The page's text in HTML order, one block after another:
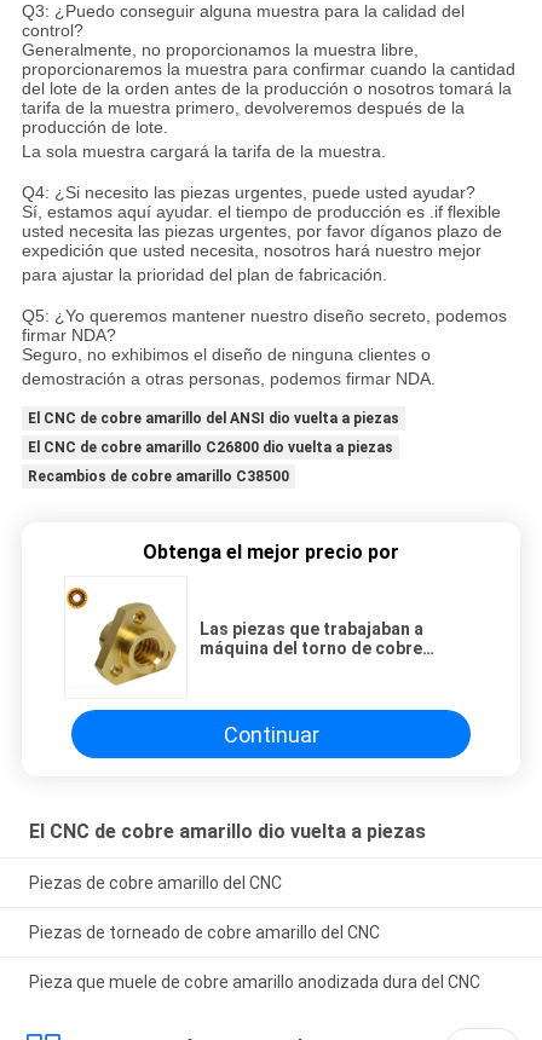
Q3: ¿Puedo conseguir alguna muestra para la calidad del
control?
Generalmente, no proporcionamos la muestra libre,
proporcionaremos la muestra para confirmar cuando la cantidad
del lote de la orden antes de la producción o nosotros tomará la
tarifa de la muestra primero, devolveremos después de la
producción de lote.
La sola muestra cargará la tarifa de la muestra.
Q4: ¿Si necesito las piezas urgentes, puede usted ayudar?
Sí, estamos aquí ayudar. el tiempo de producción es .if flexible
usted necesita las piezas urgentes, por favor díganos plazo de
expedición que usted necesita, nosotros hará nuestro mejor
para ajustar la prioridad del plan de fabricación.
Q5: ¿Yo queremos mantener nuestro diseño secreto, podemos
firmar NDA?
Seguro, no exhibimos el diseño de ninguna clientes o
demostración a otras personas, podemos firmar NDA.
El CNC de cobre amarillo del ANSI dio vuelta a piezas
El CNC de cobre amarillo C26800 dio vuelta a piezas
Recambios de cobre amarillo C38500
Obtenga el mejor precio por
Las piezas que trabajaban a
máquina del torno de cobre
Tuofa del motor
Continuar
El CNC de cobre amarillo dio vuelta a piezas
Piezas de cobre amarillo del CNC
Piezas de torneado de cobre amarillo del CNC
Pieza que muele de cobre amarillo anodizada dura del CNC